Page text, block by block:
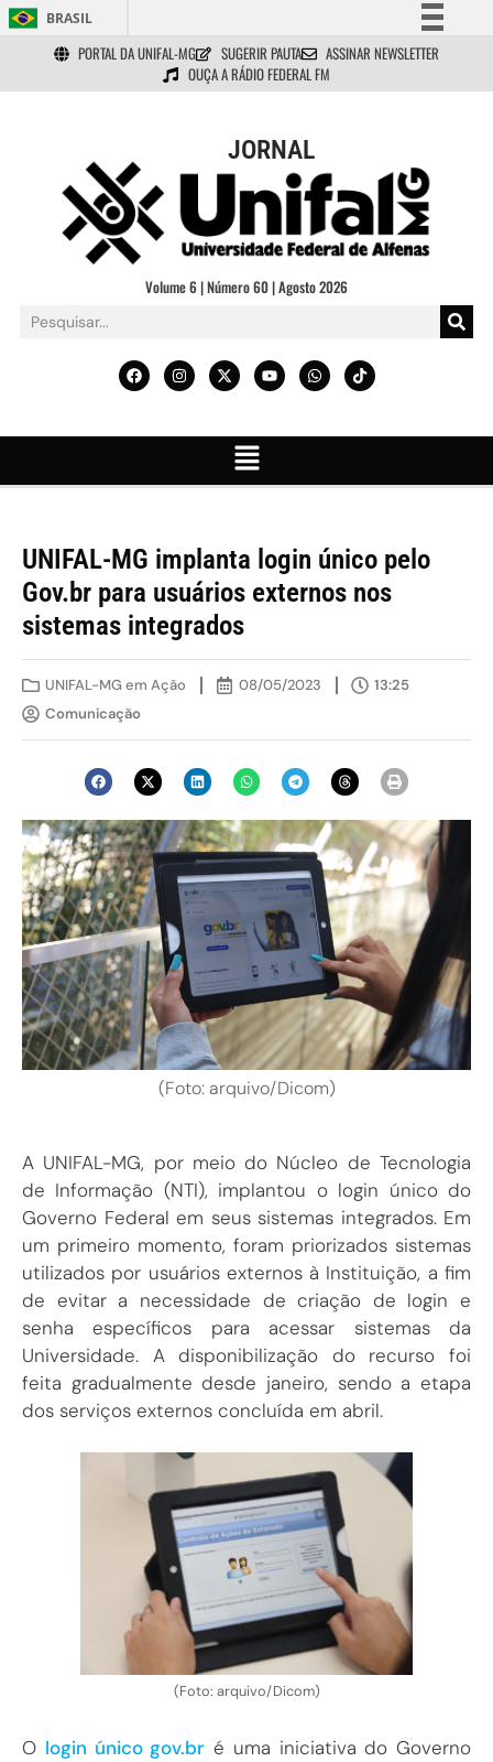
BRASIL
Simplifique!
Comunica BR
Acesso à informação
Legislação
Canais
PORTAL DA UNIFAL-MG SUGERIR PAUTA
ASSINAR NEWSLETTER
OUÇA A RÁDIO FEDERAL FM
JORNAL
Volume 6 | Número 60 | Agosto 2026
UNIFAL-MG implanta login único pelo
Gov.br para usuários externos nos
sistemas integrados
UNIFAL-MG em Ação 08/05/2023
13:25
Comunicação
(Foto: arquivo/Dicom)
A UNIFAL-MG, por meio do Núcleo de Tecnologia
de Informação (NTI), implantou o login único do
Governo Federal em seus sistemas integrados. Em
um primeiro momento, foram priorizados sistemas
utilizados por usuários externos à Instituição, a fim
de evitar a necessidade de criação de login e
senha específicos para acessar sistemas da
Universidade. A disponibilização do recurso foi
feita gradualmente desde janeiro, sendo a etapa
dos serviços externos concluída em abril.
(Foto: arquivo/Dicom)
O login único gov.br é uma iniciativa do Governo